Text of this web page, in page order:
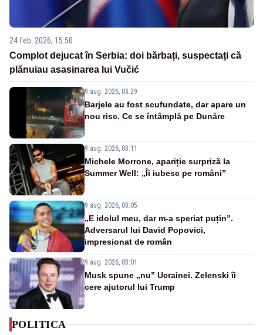
24 feb. 2026, 15:50
Complot dejucat în Serbia: doi bărbați, suspectați că
plănuiau asasinarea lui Vučić
9 aug. 2026, 08:29
Barjele au fost scufundate, dar apare un
nou risc. Ce se întâmplă pe Dunăre
9 aug. 2026, 08:11
Michele Morrone, apariție surpriză la
Summer Well: „Îi iubesc pe români”
9 aug. 2026, 08:05
„E idolul meu, dar m-a speriat puțin”.
Adversarul lui David Popovici,
impresionat de român
9 aug. 2026, 08:01
Musk spune „nu” Ucrainei. Zelenski îi
cere ajutorul lui Trump
POLITICA